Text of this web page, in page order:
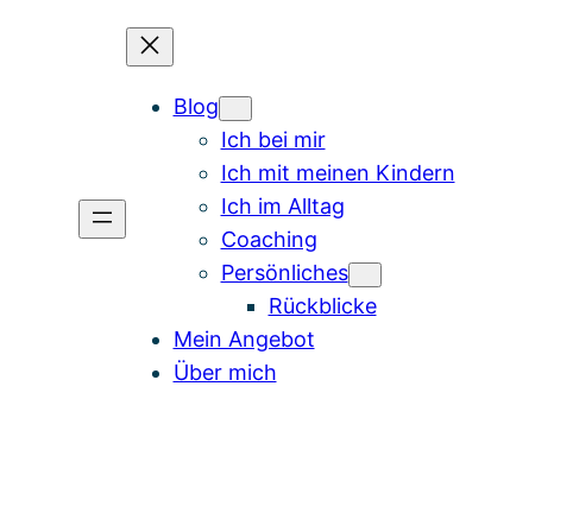
Blog
Ich bei mir
Ich mit meinen Kindern
Ich im Alltag
Coaching
Persönliches
Rückblicke
Mein Angebot
Über mich